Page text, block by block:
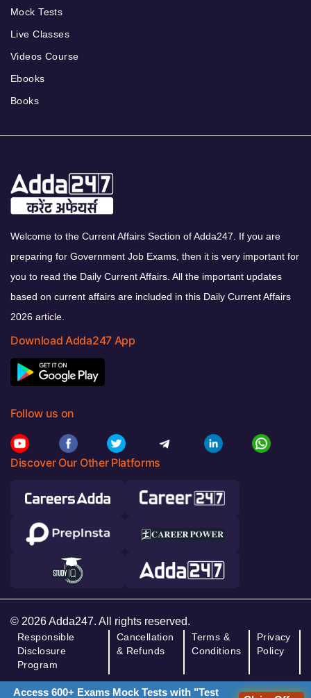
Mock Tests
Live Classes
Videos Course
Ebooks
Books
Welcome to the Current Affairs Section of Adda247. If you are
preparing for Government Job Exams, then it is very important for
you to read the Daily Current Affairs. All the important updates
based on current affairs are included in this Daily Current Affairs
2026 article.
Download Adda247 App
Follow us on
Discover Our Other Platforms
© 2026 Adda247. All rights reserved.
Responsible
Disclosure
Program
Cancellation
& Refunds
Terms &
Conditions
Privacy
Policy
Access 600+ Exams Mock Tests with "Test